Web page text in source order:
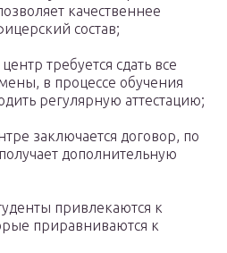
качественнее
состав;
требуется сдать все
в процессе обучения
регулярную аттестацию;
заключается договор, по
дополнительную
привлекаются к
приравниваются к